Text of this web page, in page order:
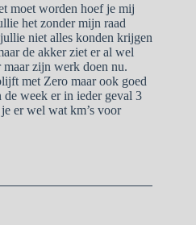
moet worden hoef je mij
het zonder mijn raad
niet alles konden krijgen
de akker ziet er al wel
maar zijn werk doen nu.
met Zero maar ook goed
week er in ieder geval 3
er wel wat km’s voor